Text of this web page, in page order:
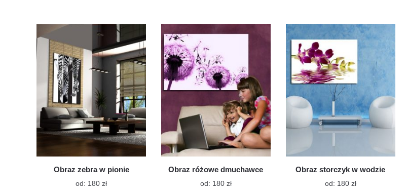
wiele
wariantów.
Opcje
można
wybrać
stronie
produktu
wiele
wariantów.
wybrać
na
stronie
produktu
wiele
wariantów.
Opcje
wybrać
stronie
produktu
Obraz zebra w pionie
od: 180 złTen
Obraz różowe dmuchawce
od: 180 złTen
Obraz storczyk w wodzie
od: 180 złTen